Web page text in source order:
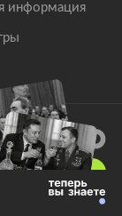
информация